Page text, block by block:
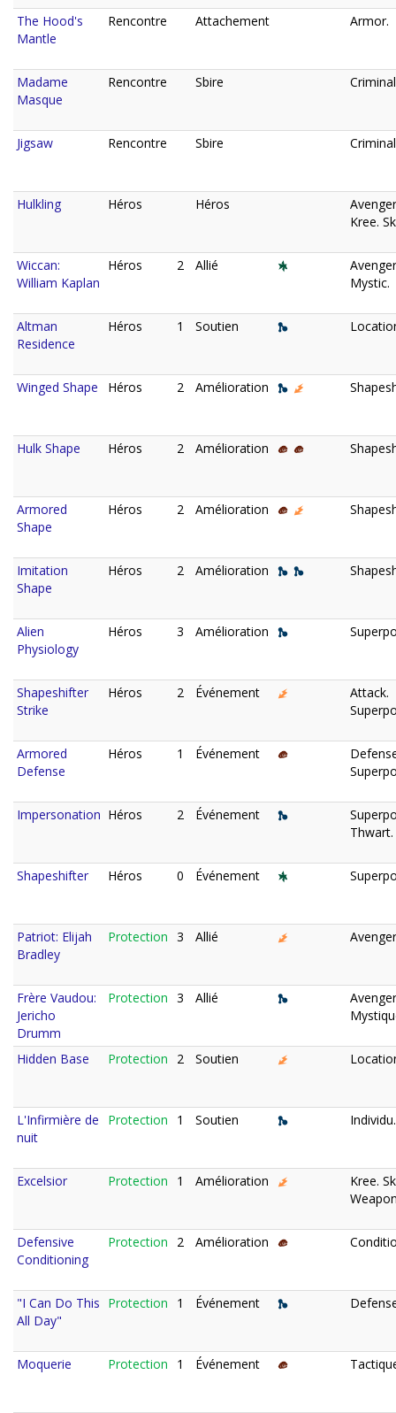
The Hood's
Mantle
Rencontre Attachement Armor.
Madame
Masque
Rencontre Sbire
Jigsaw Rencontre Sbire
Hulkling Héros Héros
Kree.
Wiccan:
William Kaplan
Héros 2 Allié
Mystic.
Altman
Residence
Héros 1 Soutien
Winged Shape Héros 2 Amélioration
Hulk Shape Héros 2 Amélioration
Armored
Shape
Héros 2 Amélioration
Imitation
Shape
Héros 2 Amélioration
Alien
Physiology
Héros 3 Amélioration
Shapeshifter
Strike
Héros 2 Événement
Attack.
Armored
Defense
Héros 1 Événement
Impersonation Héros 2 Événement
Thwart.
Shapeshifter Héros 0 Événement
Patriot: Elijah
Bradley
Protection 3 Allié
Frère Vaudou:
Jericho
Drumm
Protection 3 Allié
Hidden Base Protection 2 Soutien
L'Infirmière de
nuit
Protection 1 Soutien Individu.
Excelsior Protection 1 Amélioration
Kree.
Defensive
Conditioning
Protection 2 Amélioration
"I Can Do This
All Day"
Protection 1 Événement
Moquerie Protection 1 Événement